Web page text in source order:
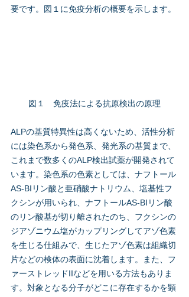
要です。図１に免疫分析の概要を示します。
図１　免疫法による抗原検出の原理
ALPの基質特異性は高くないため、活性分析
には染色系から発色系、発光系の基質まで、
これまで数多くのALP検出試薬が開発されて
います。染色系の色素としては、ナフトール
AS-BIリン酸と亜硝酸ナトリウム、塩基性フ
クシンが用いられ、ナフトールAS-BIリン酸
のリン酸基が切り離されたのち、フクシンの
ジアゾニウム塩がカップリングしてアゾ色素
を生じる仕組みで、生じたアゾ色素は組織切
片などの検体の表面に沈着します。また、フ
ァーストレッドIIなどを用いる方法もありま
す。対象となる分子がどこに存在するかを顕